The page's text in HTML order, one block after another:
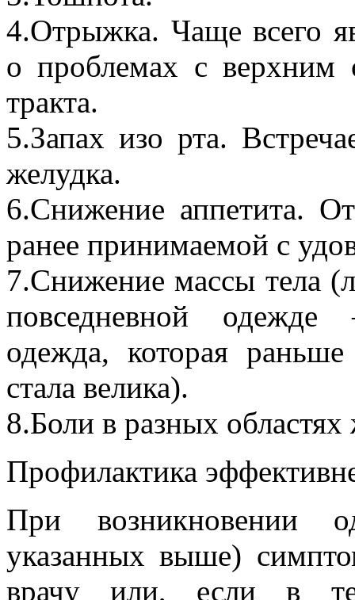
4.Отрыжка. Чаще всего
о проблемах с верхним
тракта.
5.Запах изо рта.
желудка.
6.Снижение аппетита.
ранее принимаемой с
7.Снижение массы тела
повседневной одежде
одежда, которая
стала велика).
8.Боли в разных областях
Профилактика
При возникновении
указанных выше)
врачу или, если в